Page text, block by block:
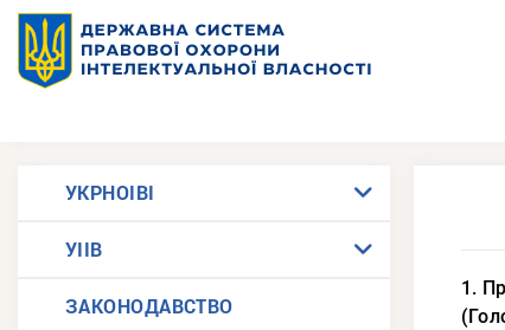
УКРНОІВІ
УІІВ
ЗАКОНОДАВСТВО
1.